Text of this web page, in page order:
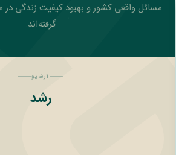
مسائل واقعی کشور و بهبود کیفیت زندگی در
گرفته‌اند.
آرشیو
رشد